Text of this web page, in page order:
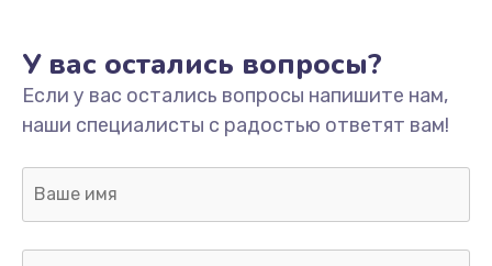
У вас остались вопросы?
Если у вас остались вопросы напишите нам,
наши специалисты с радостью ответят вам!